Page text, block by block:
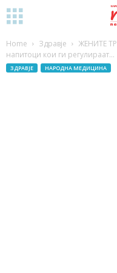
Home Здравје
ЖЕНИТЕ
напитоци кои ги регулираат...
ЗДРАВЈЕ НАРОДНА МЕДИЦИНА